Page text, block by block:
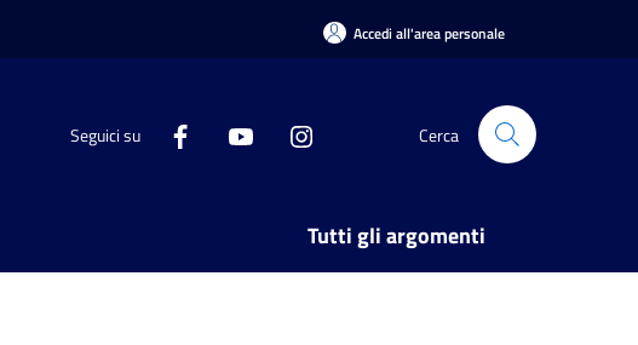
Accedi all'area personale
Seguici su Cerca
Tutti gli argomenti